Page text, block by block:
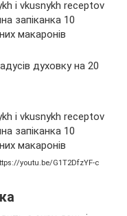
духовку на 20
youtu.be/G1T2DfzYF-c